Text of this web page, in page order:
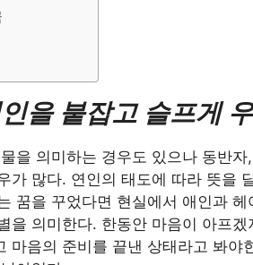
을 붙잡고 슬프게
을 의미하는 경우도 있으나 동반
가 많다. 연인의 태도에 따라 뜻을
꿈을 꾸었다면 현실에서 애인과
을 의미한다. 한동안 마음이 아프
마음의 준비를 끝낸 상태라고 봐야